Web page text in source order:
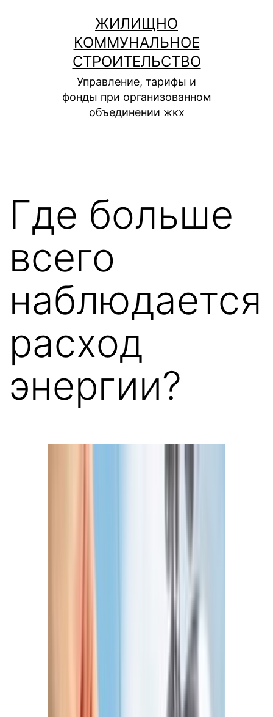
содержимому
ЖИЛИЩНО
КОММУНАЛЬНОЕ
СТРОИТЕЛЬСТВО
Управление, тарифы и
фонды при организованном
объединении жкх
Где больше
всего
наблюдается
расход
энергии?